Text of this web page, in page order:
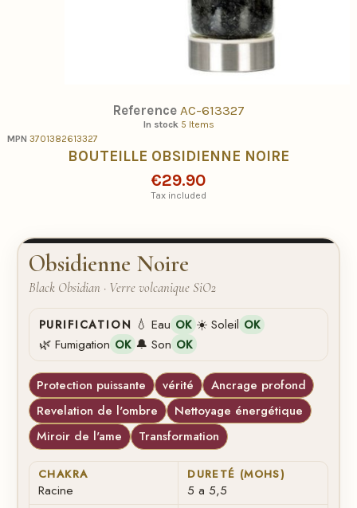
Reference AC-613327
In stock 5 Items
MPN 3701382613327
BOUTEILLE OBSIDIENNE NOIRE
€29.90
Tax included
Obsidienne Noire
Black Obsidian · Verre volcanique SiO2
PURIFICATION 💧 Eau OK ☀️ Soleil OK
🌿 Fumigation OK 🔔 Son OK
Protection puissante vérité
Ancrage profond
Revelation de l'ombre
Nettoyage énergétique
Miroir de l'ame
Transformation
CHAKRA
Racine
DURETÉ (MOHS)
5 a 5,5